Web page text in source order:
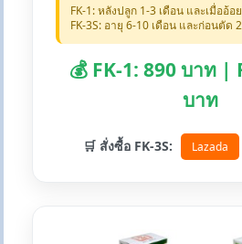
FK-1: หลังปลูก 1-3 เดือน และเมื่ออ้อ
FK-3S: อายุ 6-10 เดือน และก่อนตัด
💰 FK-1: 890 บาท |
บาท
🛒 สั่งซื้อ FK-3S: Lazada